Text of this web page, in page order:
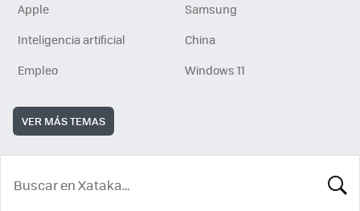
Apple
Samsung
Inteligencia artificial
China
Empleo
Windows 11
VER MÁS TEMAS